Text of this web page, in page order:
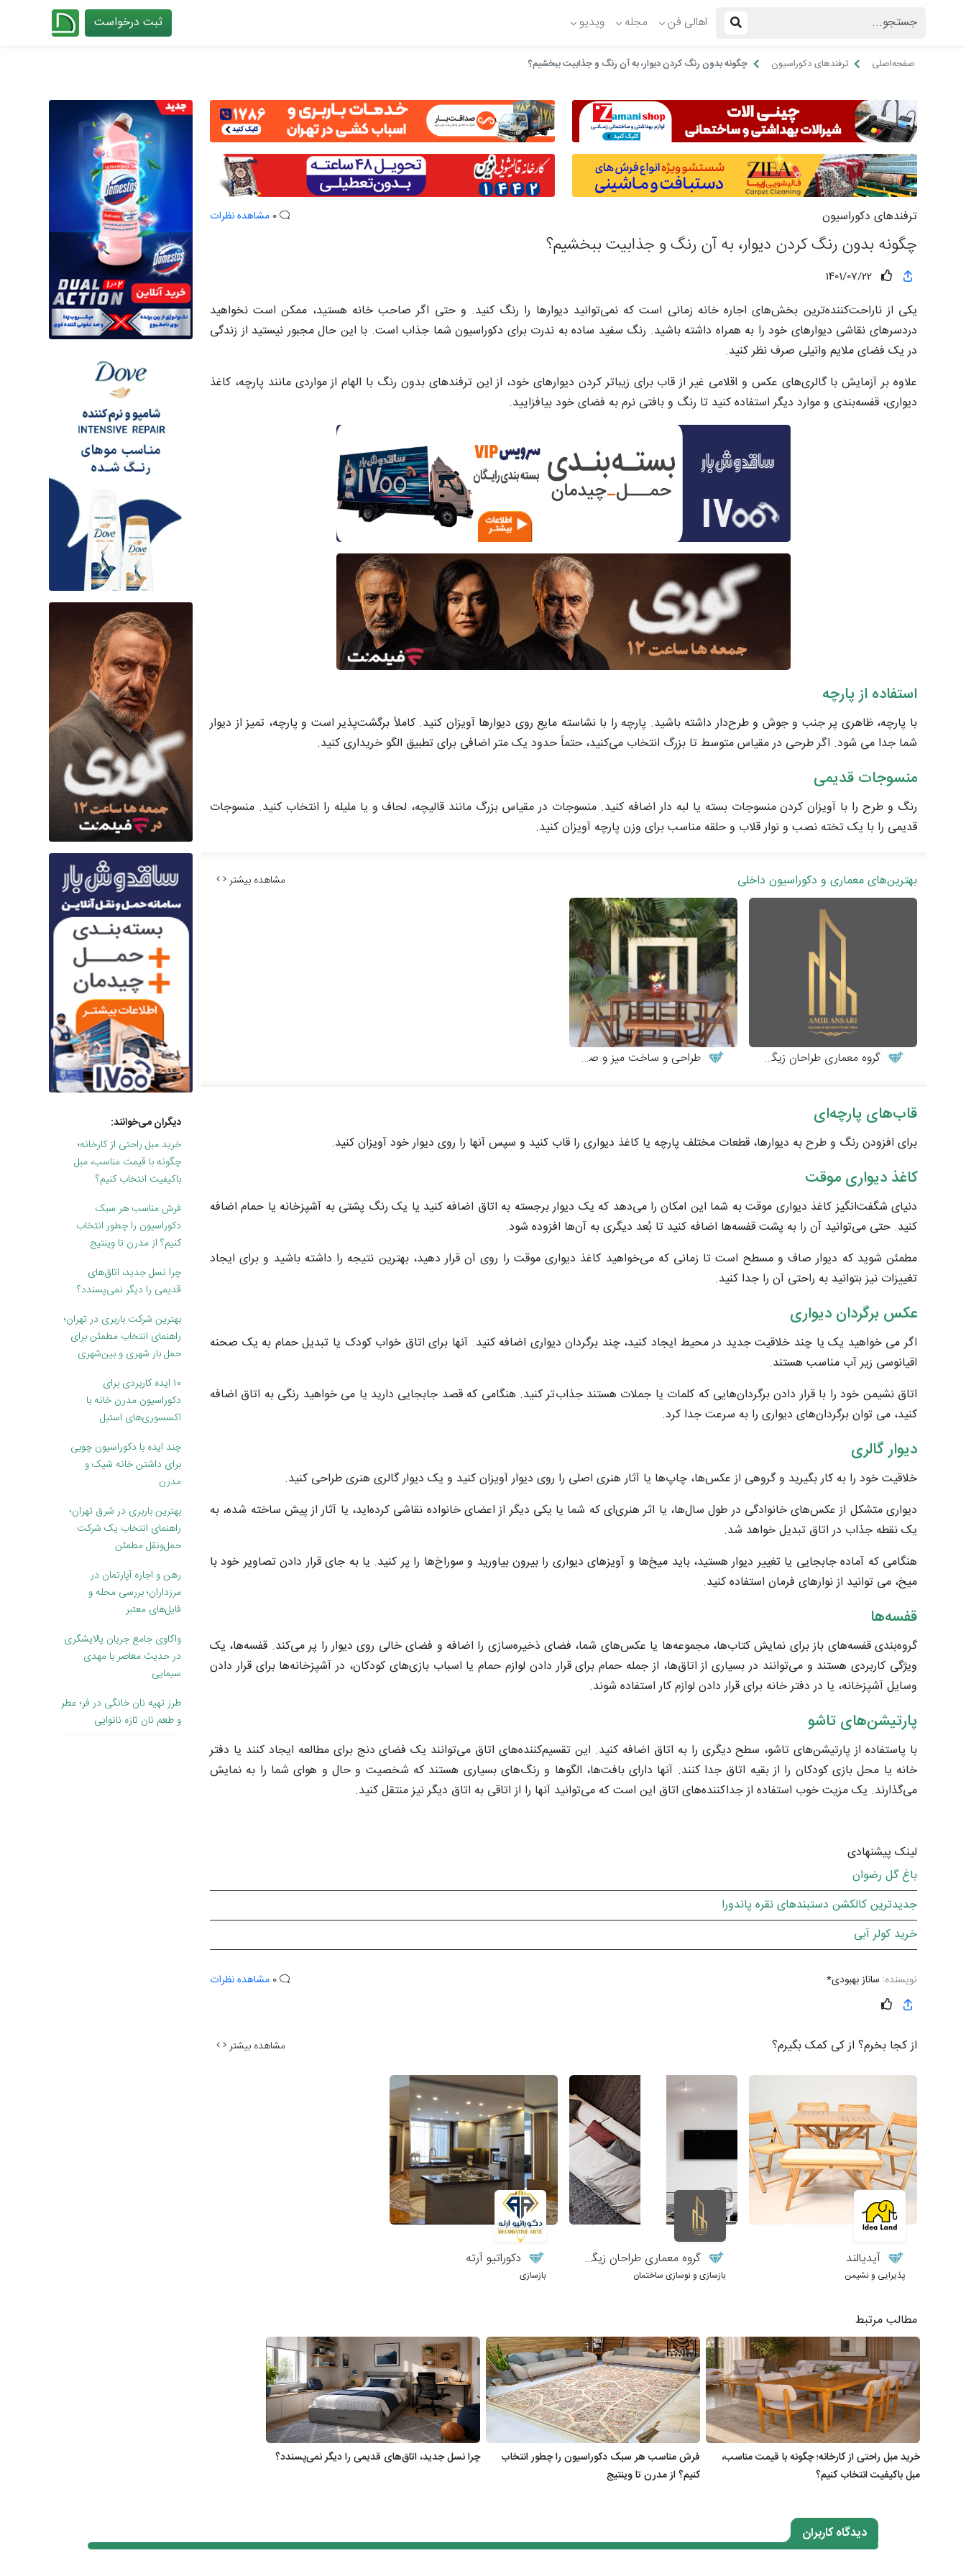
اهالی فن مجله ویدیو ثبت درخواست
صفحه‌اصلی ترفندهای دکوراسیون چگونه بدون رنگ کردن دیوار، به آن رنگ و جذابیت ببخشیم؟
ترفندهای دکوراسیون مشاهده نظرات
چگونه بدون رنگ کردن دیوار، به آن رنگ و جذابیت ببخشیم؟
1401/07/22
یکی از ناراحت‌کننده‌ترین بخش‌های اجاره خانه زمانی است که نمی‌توانید دیوارها را رنگ کنید. و حتی اگر صاحب خانه هستید، ممکن است نخواهید
دردسرهای نقاشی دیوارهای خود را به همراه داشته باشید. رنگ سفید ساده به ندرت برای دکوراسیون شما جذاب است. با این حال مجبور نیستید از زندگی
در یک فضای ملایم وانیلی صرف نظر کنید.
علاوه بر آزمایش با گالری‌های عکس و اقلامی غیر از قاب برای زیباتر کردن دیوارهای خود، از این ترفندهای بدون رنگ با الهام از مواردی مانند پارچه، کاغذ
دیواری، قفسه‌بندی و موارد دیگر استفاده کنید تا رنگ و بافتی نرم به فضای خود بیافزایید.
استفاده از پارچه
با پارچه، ظاهری پر جنب و جوش و طرح‌دار داشته باشید. پارچه را با نشاسته مایع روی دیوارها آویزان کنید. کاملاً برگشت‌پذیر است و پارچه، تمیز از دیوار
شما جدا می شود. اگر طرحی در مقیاس متوسط ​​تا بزرگ انتخاب می‌کنید، حتماً حدود یک متر اضافی برای تطبیق الگو خریداری کنید.
منسوجات قدیمی
رنگ و طرح را با آویزان کردن منسوجات بسته یا لبه دار اضافه کنید. منسوجات در مقیاس بزرگ مانند قالیچه، لحاف و یا ملیله را انتخاب کنید. منسوجات
قدیمی را با یک تخته نصب و نوار قلاب و حلقه مناسب برای وزن پارچه آویزان کنید.
بهترین‌های معماری و دکوراسیون داخلی مشاهده بیشتر
گروه معماری طراحان زیگورات طراحی و ساخت میز و صندلی چوبی
قاب‌های پارچه‌ای
برای افزودن رنگ و طرح به دیوارها، قطعات مختلف پارچه یا کاغذ دیواری را قاب کنید و سپس آنها را روی دیوار خود آویزان کنید.
کاغذ دیواری موقت
دنیای شگفت‌انگیز کاغذ دیواری موقت به شما این امکان را می‌دهد که یک دیوار برجسته به اتاق اضافه کنید یا یک رنگ پشتی به آشپزخانه یا حمام اضافه
کنید. حتی می‌توانید آن را به پشت قفسه‌ها اضافه کنید تا بُعد دیگری به آن‌ها افزوده شود.
مطمئن شوید که دیوار صاف و مسطح است تا زمانی که می‌خواهید کاغذ دیواری موقت را روی آن قرار دهید، بهترین نتیجه را داشته باشید و برای ایجاد
تغییزات نیز بتوانید به راحتی آن را جدا کنید.
عکس برگردان دیواری
اگر می خواهید یک یا چند خلاقیت جدید در محیط ایجاد کنید، چند برگردان دیواری اضافه کنید. آنها برای اتاق خواب کودک یا تبدیل حمام به یک صحنه
اقیانوسی زیر آب مناسب هستند.
اتاق نشیمن خود را با قرار دادن برگردان‌هایی که کلمات یا جملات هستند جذاب‎‌تر کنید. هنگامی که قصد جابجایی دارید یا می خواهید رنگی به اتاق اضافه
کنید، می توان برگردان‌های دیواری را به سرعت جدا کرد.
دیوار گالری
خلاقیت خود را به کار بگیرید و گروهی از عکس‌ها، چاپ‌ها یا آثار هنری اصلی را روی دیوار آویزان کنید و یک دیوار گالری هنری طراحی کنید.
دیواری متشکل از عکس‌های خانوادگی در طول سال‌ها، یا اثر هنری‌ای که شما یا یکی دیگر از اعضای خانواده نقاشی کرده‌اید، یا آثار از پیش ساخته شده، به
یک نقطه جذاب در اتاق تبدیل خواهد شد.
هنگامی که آماده جابجایی یا تغییر دیوار هستید، باید میخ‌ها و آویزهای دیواری را بیرون بیاورید و سوراخ‌ها را پر کنید. یا به جای قرار دادن تصاویر خود با
میخ، می توانید از نوارهای فرمان استفاده کنید.
قفسه‌ها
گروه‌بندی قفسه‌های باز برای نمایش کتاب‌ها، مجموعه‌ها یا عکس‌های شما، فضای ذخیره‌سازی را اضافه و فضای خالی روی دیوار را پر می‌کند. قفسه‌ها، یک
ویژگی کاربردی هستند و می‌توانند در بسیاری از اتاق‌ها، از جمله حمام برای قرار دادن لوازم حمام یا اسباب بازی‌های کودکان، در آشپزخانه‌ها برای قرار دادن
وسایل آشپزخانه، یا در دفتر خانه برای قرار دادن لوازم کار استفاده شوند.
پارتیشن‌های تاشو
با پاستفاده از پارتیشن‌های تاشو، سطح دیگری را به اتاق اضافه کنید. این تقسیم‌کننده‌های اتاق می‌توانند یک فضای دنج برای مطالعه ایجاد کنند یا دفتر
خانه یا محل بازی کودکان را از بقیه اتاق جدا کنند. آنها دارای بافت‌ها، الگوها و رنگ‌های بسیاری هستند که شخصیت و حال و هوای شما را به نمایش
می‌گذارند. یک مزیت خوب استفاده از جداکننده‌های اتاق این است که می‌توانید آنها را از اتاقی به اتاق دیگر نیز منتقل کنید.
لینک پیشنهادی
باغ گل رضوان
جدیدترین کالکشن دستبندهای نقره پاندورا
خرید کولر آبی
نویسنده: ساناز بهبودی* مشاهده نظرات
از کجا بخرم؟ از کی کمک بگیرم؟ مشاهده بیشتر
آیدیالند
پذیرایی و نشیمن
گروه معماری طراحان زیگورات
بازسازی و نوسازی ساختمان
دکوراتیو آرته
بازسازی
مطالب مرتبط
خرید مبل راحتی از کارخانه؛ چگونه با قیمت مناسب،
مبل باکیفیت انتخاب کنیم؟
فرش مناسب هر سبک دکوراسیون را چطور انتخاب
کنیم؟ از مدرن تا وینتیج
چرا نسل جدید، اتاق‌های قدیمی را دیگر نمی‌پسندد؟
دیگران می‌خوانند:
خرید مبل راحتی از کارخانه؛
چگونه با قیمت مناسب، مبل
باکیفیت انتخاب کنیم؟
فرش مناسب هر سبک
دکوراسیون را چطور انتخاب
کنیم؟ از مدرن تا وینتیج
چرا نسل جدید، اتاق‌های
قدیمی را دیگر نمی‌پسندد؟
بهترین شرکت باربری در تهران؛
راهنمای انتخاب مطمئن برای
حمل بار شهری و بین‌شهری
۱۰ ایده کاربردی برای
دکوراسیون مدرن خانه با
اکسسوری‌های استیل
چند ایده با دکوراسیون چوبی
برای داشتن خانه شیک و
مدرن
بهترین باربری در شرق تهران؛
راهنمای انتخاب یک شرکت
حمل‌ونقل مطمئن
رهن و اجاره آپارتمان در
مرزداران؛ بررسی محله و
فایل‌های معتبر
واکاوی جامع جریان پالایشگری
در حدیث معاصر با مهدی
سیمایی
طرز تهیه نان خانگی در فر؛ عطر
و طعم نان تازه نانوایی
دیدگاه کاربران